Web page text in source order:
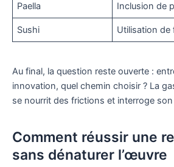
Paella Inclusion de
Sushi Utilisation de
Au final, la question reste ouverte :
innovation, quel chemin choisir ? La
se nourrit des frictions et interroge
Comment réussir une
sans dénaturer l’œuvre